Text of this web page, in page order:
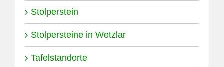
Stolperstein
Stolpersteine in Wetzlar
Tafelstandorte